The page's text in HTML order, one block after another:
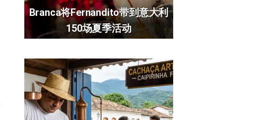
Branca将Fernandito带到意大利
150场夏季活动